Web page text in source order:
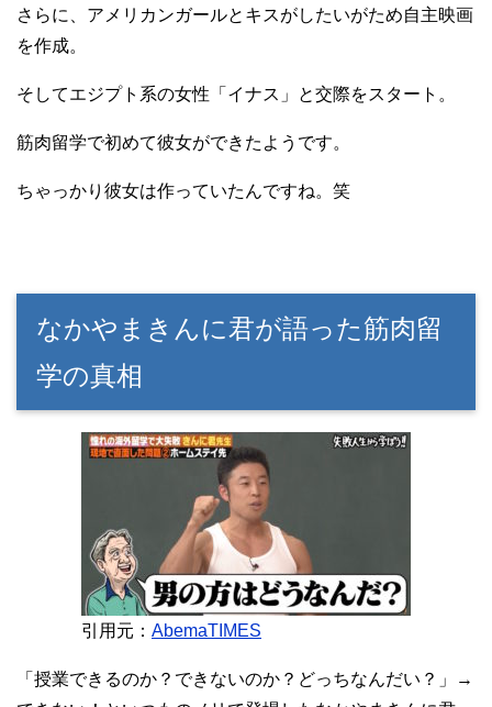
さらに、アメリカンガールとキスがしたいがため自主映画
を作成。
そしてエジプト系の女性「イナス」と交際をスタート。
筋肉留学で初めて彼女ができたようです。
ちゃっかり彼女は作っていたんですね。笑
なかやまきんに君が語った筋肉留
学の真相
引用元： AbemaTIMES
「授業できるのか？できないのか？どっちなんだい？」→